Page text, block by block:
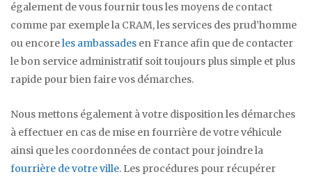
également de vous fournir tous les moyens de contact
comme par exemple la CRAM, les services des prud’homme
ou encoreles ambassades en France afin que de contacter
le bon service administratif soit toujours plus simple et plus
rapide pour bien faire vos démarches.
Nous mettons également à votre disposition les démarches
à effectuer en cas de mise en fourrière de votre véhicule
ainsi que les coordonnées de contact pour joindre la
fourrière de votre ville. Les procédures pour récupérer